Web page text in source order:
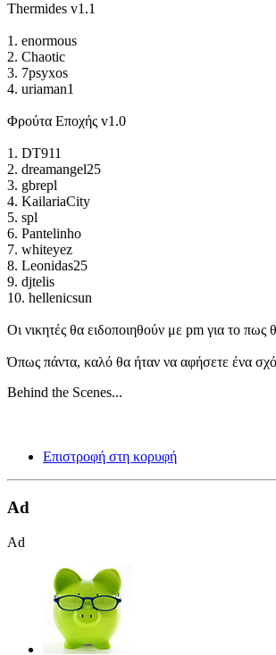
Thermides v1.1
1. enormous
2. Chaotic
3. 7psyxos
4. uriaman1
Φρούτα Εποχής v1.0
1. DT911
2. dreamangel25
3. gbrepl
4. KailariaCity
5. spl
6. Pantelinho
7. whiteyez
8. Leonidas25
9. djtelis
10. hellenicsun
Οι νικητές θα ειδοποιηθούν με pm για το
Όπως πάντα, καλό θα ήταν να αφήσετε ένα
Behind the Scenes...
Επιστροφή στη κορυφή
Ad
Ad